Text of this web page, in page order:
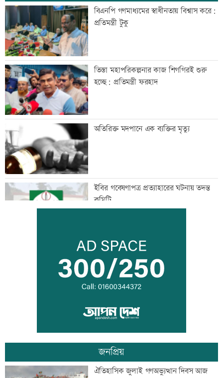
বিএনপি গণমাধ্যমের স্বাধীনতায় বিশ্বাস করে:
প্রতিমন্ত্রী টুকু
তিস্তা মহাপরিকল্পনার কাজ শিগগিরই শুরু
হচ্ছে: প্রতিমন্ত্রী ফরহাদ
অতিরিক্ত মদপানে এক ব্যক্তির মৃত্যু
ইবির গবেষণাপত্র প্রত্যাহারের ঘটনায় তদন্ত
কমিটি
যুবদল নেতার মরদেহ গুমের চেষ্টা, থানায়
মামলা
দেশকে কী দিতে পারলাম, সেটিই গুরুত্বপূর্ণ:
প্রধানমন্ত্রী
ভেজা চুলে ঘুমাচ্ছেন? জানুন এর প্রভাব
জনপ্রিয়
ঐতিহাসিক জুলাই গণঅভ্যুত্থান দিবস আজ